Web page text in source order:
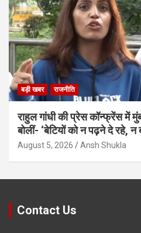
बड़ी खबर राजनीति
राहुल गांधी की प्रेस कॉन्फ्रेंस में
बोलीं- ‘बेटियों को न पढ़ने दे रहे, न
August 5, 2026 Ansh Shukla
Contact Us